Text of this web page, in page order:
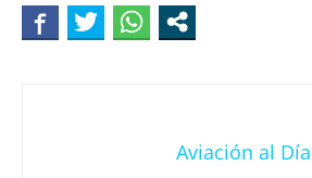
Aviación al Día